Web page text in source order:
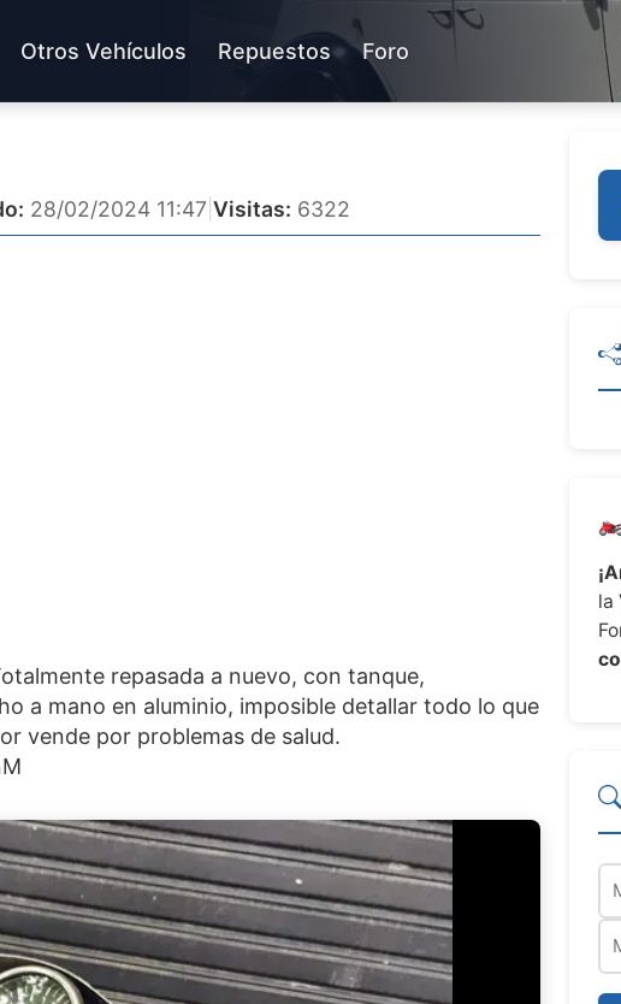
Otros Vehículos Repuestos Foro
28/02/2024 11:47 Visitas: 6322
repasada a nuevo, con tanque,
a mano en aluminio, imposible detallar todo lo que
vende por problemas de salud.
🏍️
la